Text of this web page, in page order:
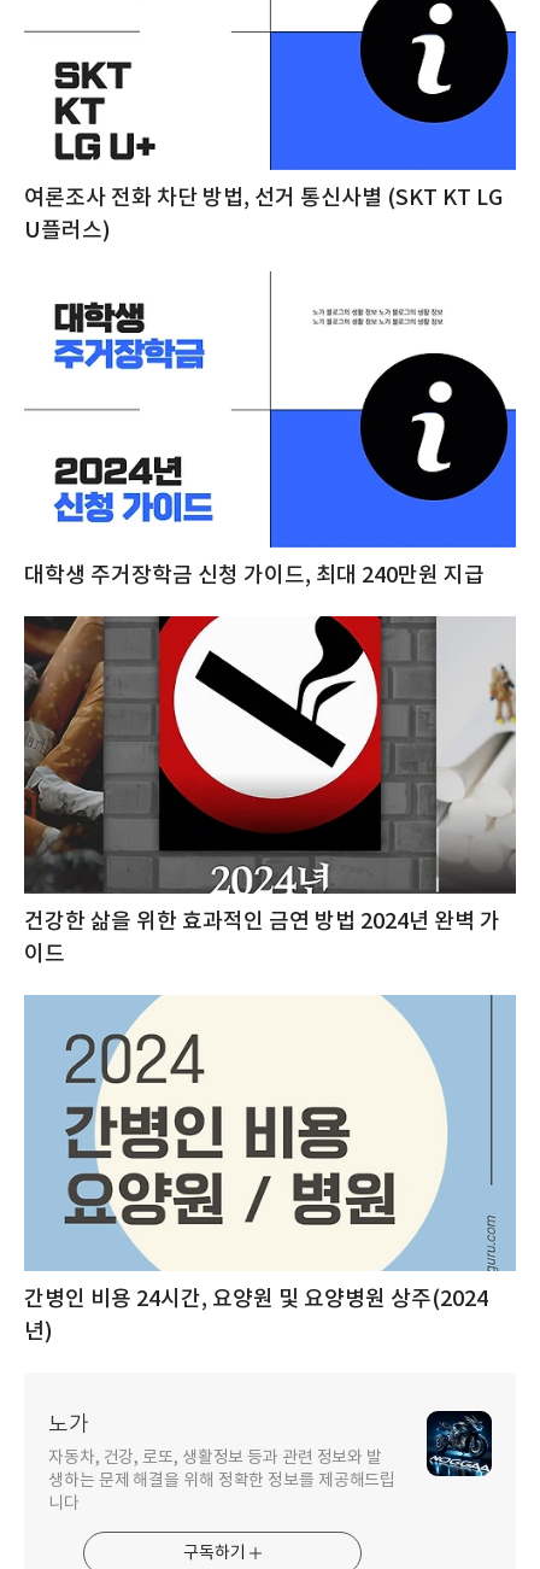
여론조사 전화 차단 방법, 선거 통신사별 (SKT KT LG
U플러스)
대학생 주거장학금 신청 가이드, 최대 240만원 지급
건강한 삶을 위한 효과적인 금연 방법 2024년 완벽 가
이드
간병인 비용 24시간, 요양원 및 요양병원 상주(2024
년)
노가
자동차, 건강, 로또, 생활정보 등과 관련 정보와 발
생하는 문제 해결을 위해 정확한 정보를 제공해드립
니다
구독하기